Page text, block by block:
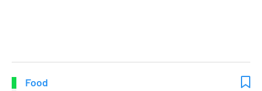
Food